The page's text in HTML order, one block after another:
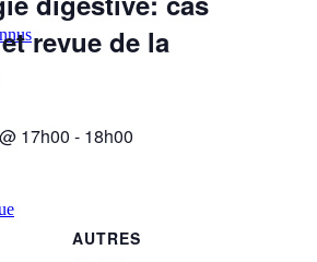
revue de la
17h00 - 18h00
AUTRES